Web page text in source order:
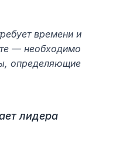
времени и
— необходимо
определяющие
лидера